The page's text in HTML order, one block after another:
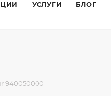
УСЛУГИ БЛОГ
940050000